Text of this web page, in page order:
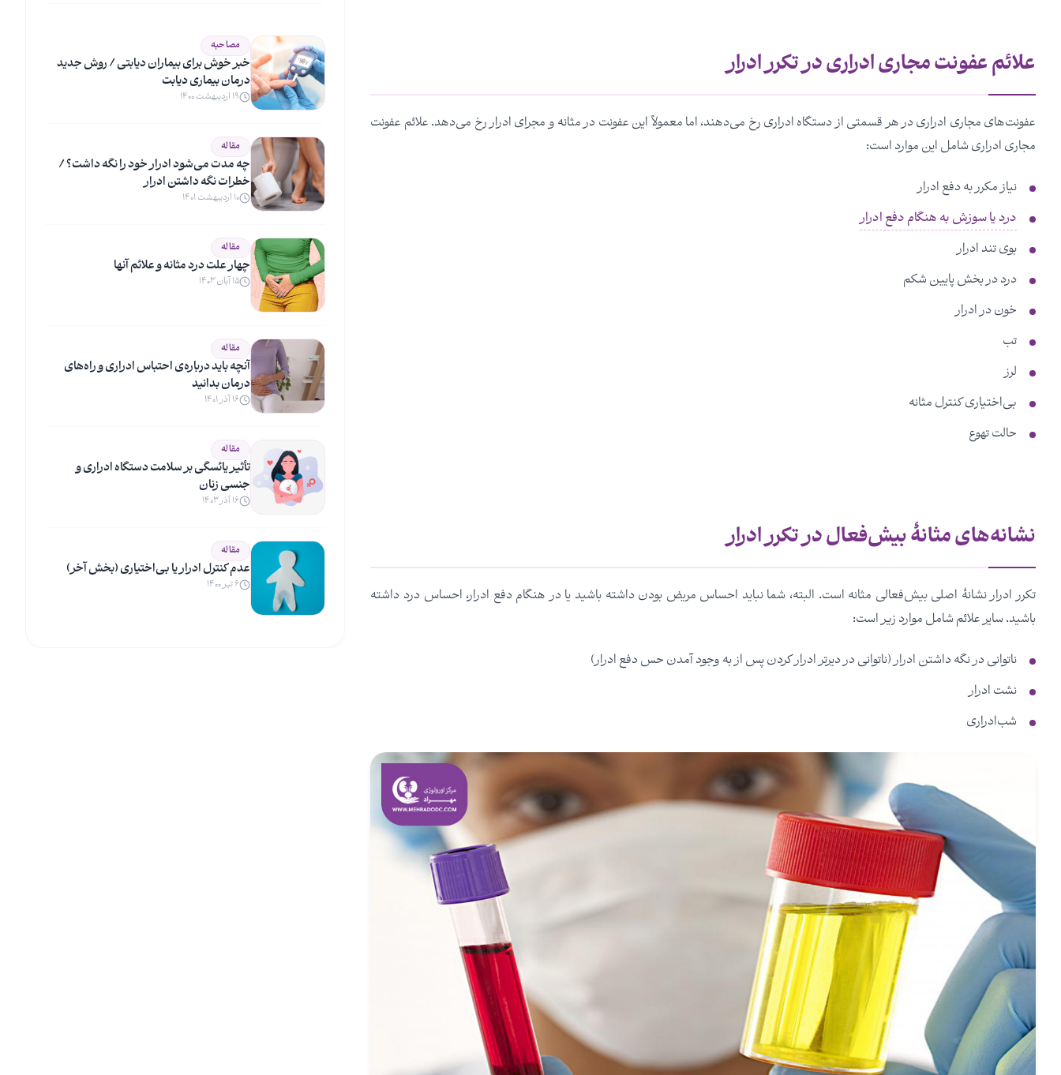
علائم عفونت مجاری ادراری در تکرر ادرار
عفونت‌های مجاری ادراری در هر قسمتی از دستگاه ادراری رخ می‌دهند، اما معمولاً این عفونت در مثانه و مجرای ادرار رخ می‌دهد. علائم عفونت
مجاری ادراری شامل این موارد است:
نیاز مکرر به دفع ادرار
درد یا سوزش به هنگام دفع ادرار
بوی تند ادرار
درد در بخش پایین شکم
خون در ادرار
تب
لرز
بی‌اختیاری کنترل مثانه
حالت تهوع
نشانه‌های مثانۀ بیش‌فعال در تکرر ادرار
تکرر ادرار نشانۀ اصلی بیش‌فعالی مثانه است. البته، شما نباید احساس مریض بودن داشته باشید یا در هنگام دفع ادرار، احساس درد داشته
باشید. سایر علائم شامل موارد زیر است:
ناتوانی در نگه داشتن ادرار (ناتوانی در دیرتر ادرار کردن پس از به وجود آمدن حس دفع ادرار)
نشت ادرار
شب‌ادراری
مصاحبه
خبر خوش برای بیماران دیابتی / روش جدید
درمان بیماری دیابت
۱۹ اردیبهشت ۱۴۰۰
مقاله
چه مدت می‌شود ادرار خود را نگه داشت؟ /
خطرات نگه داشتن ادرار
۱۰ اردیبهشت ۱۴۰۱
مقاله
چهار علت درد مثانه و علائم آنها
۱۵ آبان ۱۴۰۳
مقاله
آنچه باید درباره‌ی احتباس ادراری و راه‌های
درمان بدانید
۱۶ آذر ۱۴۰۱
مقاله
تأثیر یائسگی بر سلامت دستگاه ادراری و
جنسی زنان
۱۶ آذر ۱۴۰۳
مقاله
عدم کنترل ادرار یا بی‌اختیاری (بخش آخر)
۶ تیر ۱۴۰۰